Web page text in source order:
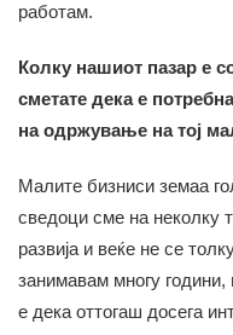
работам.
Колку нашиот пазар е
сметате дека е
на одржување на тој
Малите бизниси земаа
сведоци сме на неколку
развија и веќе не се
занимавам многу години,
е дека оттогаш досега